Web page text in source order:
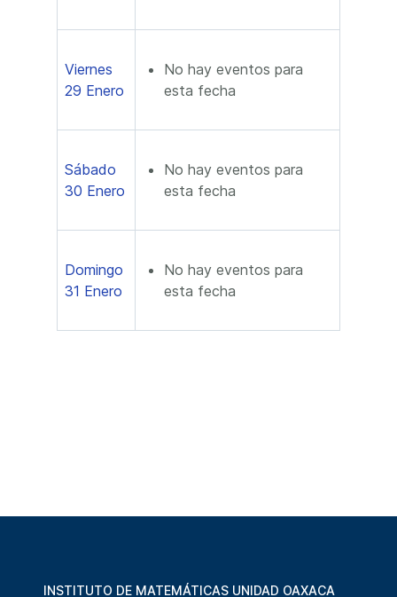
Viernes
29 Enero
No hay eventos para
esta fecha
Sábado
30 Enero
No hay eventos para
esta fecha
Domingo
31 Enero
No hay eventos para
esta fecha
INSTITUTO DE MATEMÁTICAS UNIDAD OAXACA